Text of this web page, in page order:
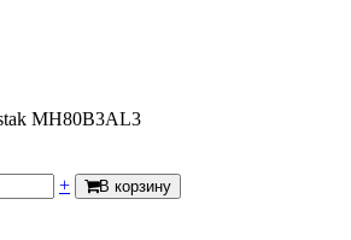
MH80B3AL3
+ В корзину